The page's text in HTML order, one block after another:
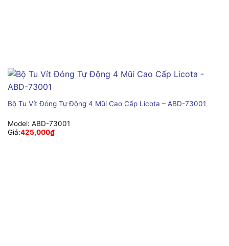
Bộ Tu Vít Đóng Tự Động 4 Mũi Cao Cấp Licota – ABD-73001
Model: ABD-73001
Giá:425,000₫